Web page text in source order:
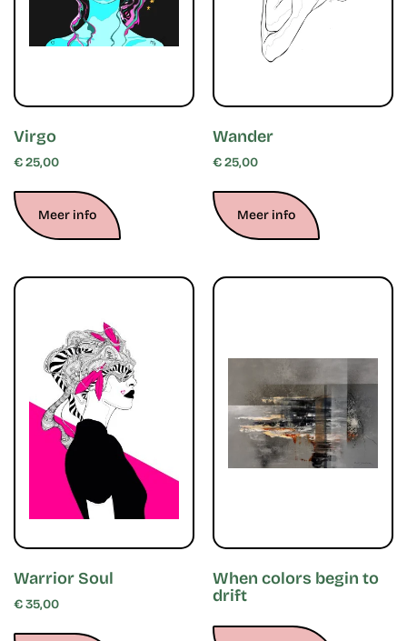
Virgo
€25,00
Meer info
Wander
€25,00
Meer info
Warrior Soul
€35,00
When colors begin to
drift